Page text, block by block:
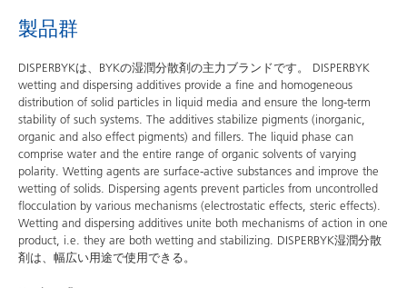
製品群
DISPERBYKは、BYKの湿潤分散剤の主力ブランドです。 DISPERBYK
wetting and dispersing additives provide a fine and homogeneous
distribution of solid particles in liquid media and ensure the long-term
stability of such systems. The additives stabilize pigments (inorganic,
organic and also effect pigments) and fillers. The liquid phase can
comprise water and the entire range of organic solvents of varying
polarity. Wetting agents are surface-active substances and improve the
wetting of solids. Dispersing agents prevent particles from uncontrolled
flocculation by various mechanisms (electrostatic effects, steric effects).
Wetting and dispersing additives unite both mechanisms of action in one
product, i.e. they are both wetting and stabilizing. DISPERBYK湿潤分散
剤は、幅広い用途で使用できる。